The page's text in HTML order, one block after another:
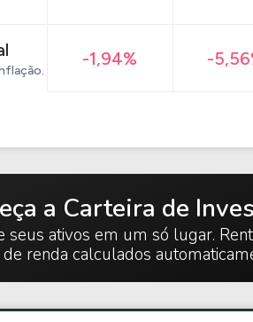
-1,94% -
a Carteira de
seus ativos em um só lugar.
renda calculados